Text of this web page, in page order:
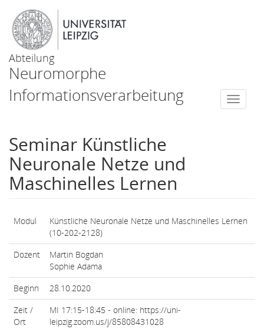
Abteilung
Neuromorphe
Informationsverarbeitung
Seminar Künstliche
Neuronale Netze und
Maschinelles Lernen
Modul
Künstliche Neuronale Netze und Maschinelles Lernen
(10-202-2128)
Dozent
Martin Bogdan
Sophie Adama
Beginn
28.10.2020
Zeit /
Ort
MI 17:15-18:45 - online: https://uni-
leipzig.zoom.us/j/85808431028